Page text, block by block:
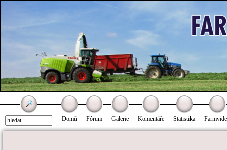
Domů Fórum Galerie Komentáře Statistika